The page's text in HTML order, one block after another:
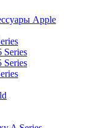
Apple
Series
Series